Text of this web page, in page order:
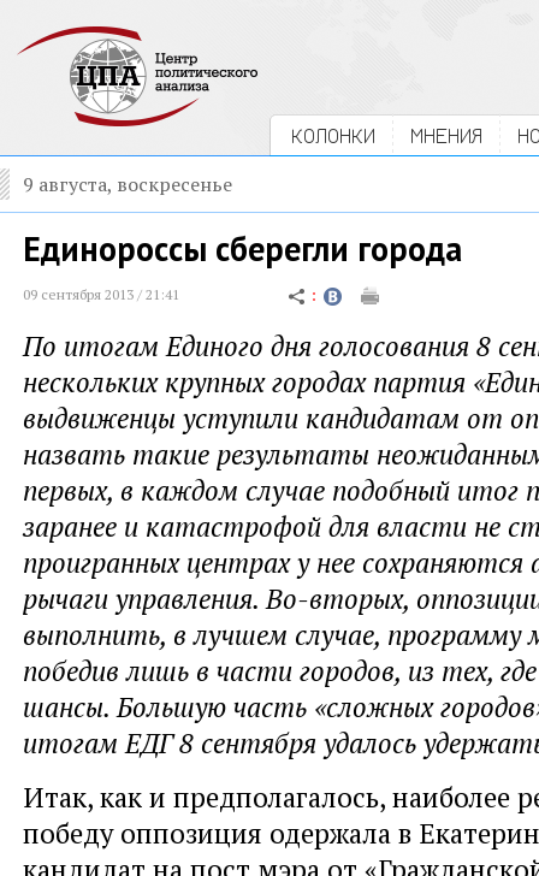
КОЛОНКИ МНЕНИЯ
9 августа, воскресенье
Единороссы сберегли города
09 сентября 2013 / 21:41
По итогам Единого дня голосования 8
нескольких крупных городах партия
выдвиженцы уступили кандидатам от
назвать такие результаты
первых, в каждом случае подобный итог
заранее и катастрофой для власти не
проигранных центрах у нее
рычаги управления. Во-вторых,
выполнить, в лучшем случае, программу
победив лишь в части городов, из тех,
шансы. Большую часть «сложных
итогам ЕДГ 8 сентября удалось
Итак, как и предполагалось, наиболее
победу оппозиция одержала в